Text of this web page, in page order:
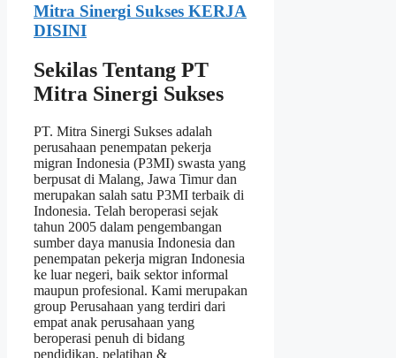
Mitra Sinergi Sukses KERJA
DISINI
Sekilas Tentang PT
Mitra Sinergi Sukses
PT. Mitra Sinergi Sukses adalah
perusahaan penempatan pekerja
migran Indonesia (P3MI) swasta yang
berpusat di Malang, Jawa Timur dan
merupakan salah satu P3MI terbaik di
Indonesia. Telah beroperasi sejak
tahun 2005 dalam pengembangan
sumber daya manusia Indonesia dan
penempatan pekerja migran Indonesia
ke luar negeri, baik sektor informal
maupun profesional. Kami merupakan
group Perusahaan yang terdiri dari
empat anak perusahaan yang
beroperasi penuh di bidang
pendidikan, pelatihan &